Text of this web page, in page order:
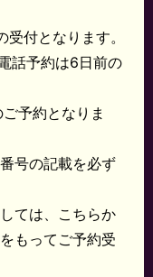
付となります。
話予約は6日前の
予約となりま
号の記載を必ず
ては、こちらか
もってご予約受